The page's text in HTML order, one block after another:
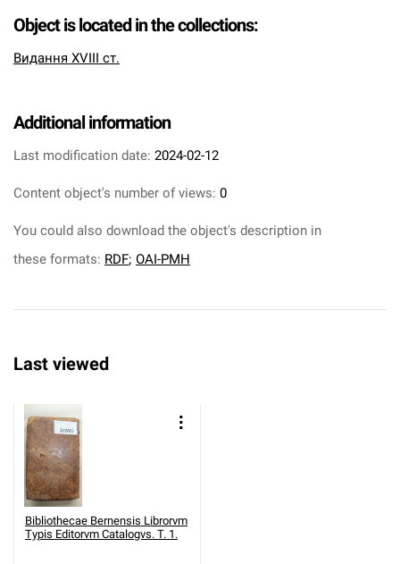
Object is located in the collections:
Видання XVIII ст.
Additional information
Last modification date: 2024-02-12
Content object's number of views: 0
You could also download the object's description in
these formats: RDF; OAI-PMH
Last viewed
Bibliothecae Bernensis Librorvm
Typis Editorvm Catalogvs. T. 1.